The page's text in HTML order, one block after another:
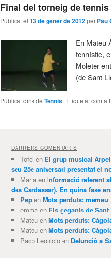
Final del torneig de tennis
Publicat el13 de gener de 2012per Pau
En Mateu
tennístic,
Moleter
(de Sant
Publicat dins de Tennis | Etiquetat com a
DARRERS COMENTARIS
Tofol en El grup musical
seu 25è aniversari presentat el
Martaen Informació referent
des Cardassar). En quina fase
Pepen Mots perduts: memeu
emmaen Els gegants de
Mateuen Mots perduts:
Mateuen Mots perduts:
Paco Leonicioen Defunció a